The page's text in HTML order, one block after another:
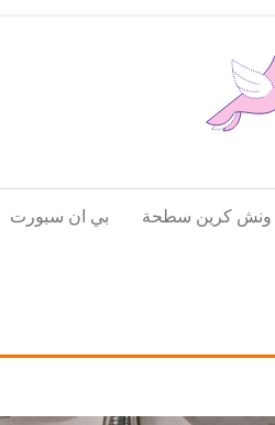
بي ان سبورت ونش كرين سطحة